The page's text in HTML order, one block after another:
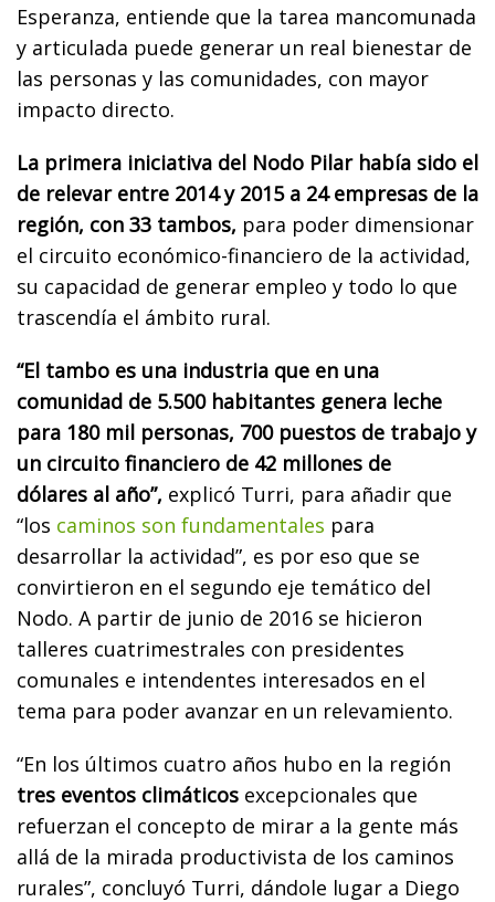
Esperanza, entiende que la tarea mancomunada
y articulada puede generar un real bienestar de
las personas y las comunidades, con mayor
impacto directo.
La primera iniciativa del Nodo Pilar había sido el
de relevar entre 2014 y 2015 a 24 empresas de la
región, con 33 tambos, para poder dimensionar
el circuito económico-financiero de la actividad,
su capacidad de generar empleo y todo lo que
trascendía el ámbito rural.
“El tambo es una industria que en una
comunidad de 5.500 habitantes genera leche
para 180 mil personas, 700 puestos de trabajo y
un circuito financiero de 42 millones de
dólares al año”, explicó Turri, para añadir que
“los caminos son fundamentales para
desarrollar la actividad”, es por eso que se
convirtieron en el segundo eje temático del
Nodo. A partir de junio de 2016 se hicieron
talleres cuatrimestrales con presidentes
comunales e intendentes interesados en el
tema para poder avanzar en un relevamiento.
“En los últimos cuatro años hubo en la región
tres eventos climáticos excepcionales que
refuerzan el concepto de mirar a la gente más
allá de la mirada productivista de los caminos
rurales”, concluyó Turri, dándole lugar a Diego